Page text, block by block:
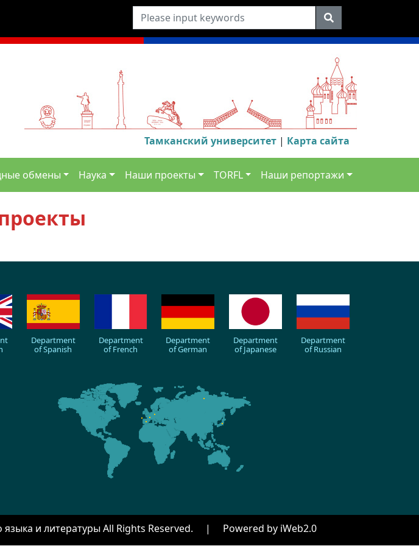
Тамканский университет | Карта сайта
обмены Наука Наши проекты TORFL Наши репортажи
Department
of Spanish
Department
of French
Department
of German
Department
of Japanese
Department
of Russian
языка и литературы All Rights Reserved. | Powered by iWeb2.0